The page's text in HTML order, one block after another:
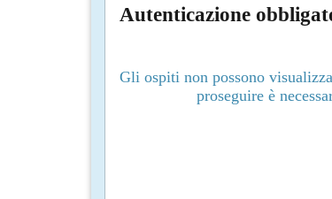
Autenticazione
Gli ospiti non possono
proseguire è